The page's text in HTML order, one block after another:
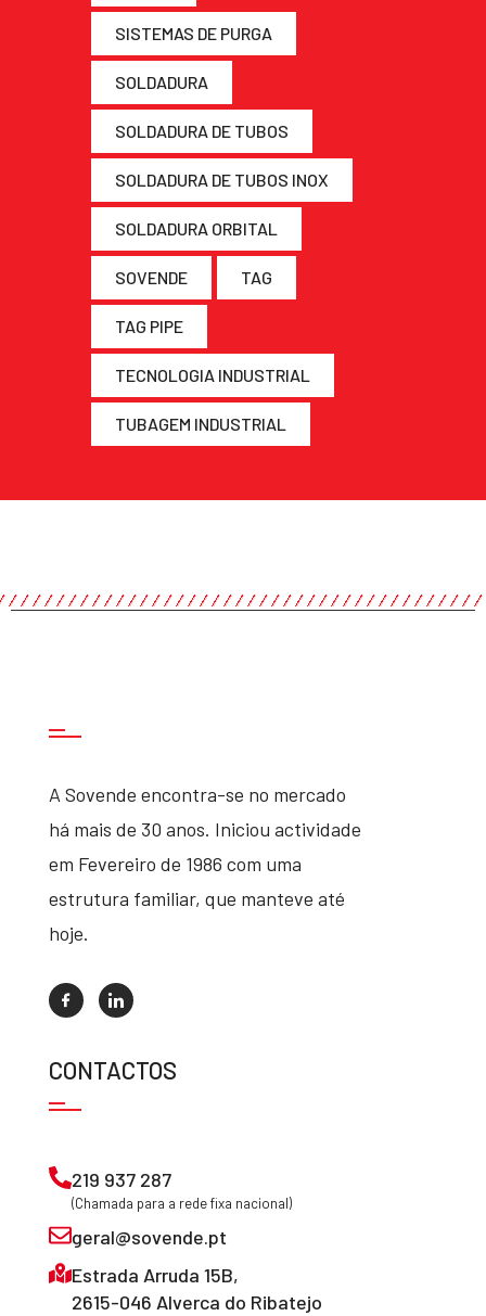
SISTEMAS DE PURGA
SOLDADURA
SOLDADURA DE TUBOS
SOLDADURA DE TUBOS INOX
SOLDADURA ORBITAL
SOVENDE TAG
TAG PIPE
TECNOLOGIA INDUSTRIAL
TUBAGEM INDUSTRIAL
A Sovende encontra-se no mercado
há mais de 30 anos. Iniciou actividade
em Fevereiro de 1986 com uma
estrutura familiar, que manteve até
hoje.
CONTACTOS
219 937 287
(Chamada para a rede fixa nacional)
geral@sovende.pt
Estrada Arruda 15B,
2615-046 Alverca do Ribatejo